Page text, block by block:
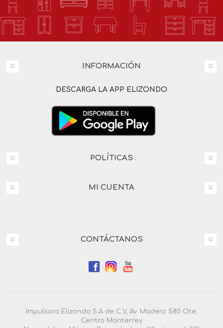
INFORMACIÓN
DESCARGA LA APP ELIZONDO
POLÍTICAS
MI CUENTA
CONTÁCTANOS
Impulsora Elizondo S.A de C.V, Av. Madero 580 Ote,
Centro Monterrey